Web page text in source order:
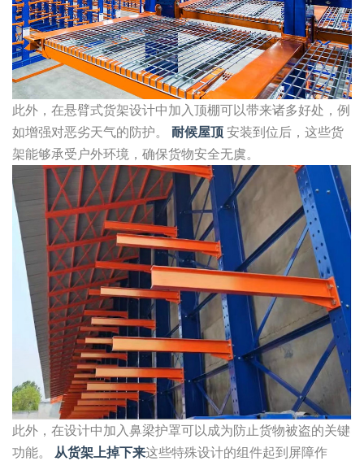
此外，在悬臂式货架设计中加入顶棚可以带来诸多好处，例
如增强对恶劣天气的防护。 耐候屋顶 安装到位后，这些货
架能够承受户外环境，确保货物安全无虞。
此外，在设计中加入鼻梁护罩可以成为防止货物被盗的关键
功能。
从货架上掉下来这些特殊设计的组件起到屏障作